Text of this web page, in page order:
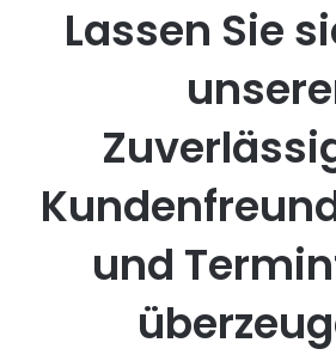
Lassen Sie
und